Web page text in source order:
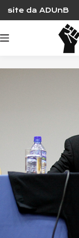
content
site da ADUnB